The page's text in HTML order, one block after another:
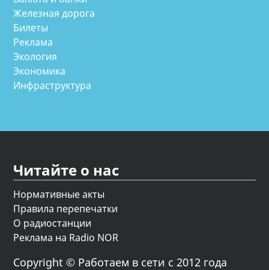
Железная дорога
Билеты
Реклама
Экология
Экономика
Инфраструктура
Читайте о нас
Нормативные акты
Правила перепечатки
О радиостанции
Реклама на Radio NOR
Copyright © Работаем в сети с 2012 года